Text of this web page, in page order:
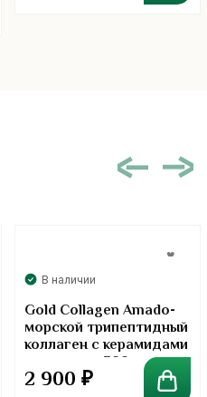
В наличии
Gold Collagen Amado-
морской трипептидный
коллаген с керамидами
в порошке. 300 грамм
2 900 ₽